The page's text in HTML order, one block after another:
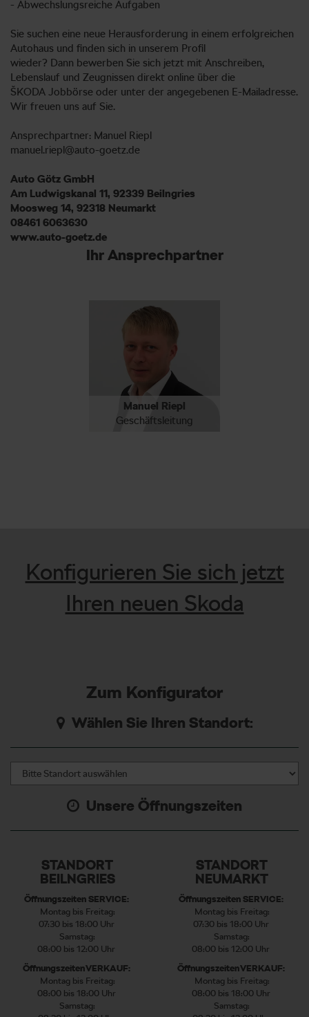
- Abwechslungsreiche Aufgaben
Sie suchen eine neue Herausforderung in einem erfolgreichen
Autohaus und finden sich in unserem Profil
wieder? Dann bewerben Sie sich jetzt mit Anschreiben,
Lebenslauf und Zeugnissen direkt online über die
ŠKODA Jobbörse oder unter der angegebenen E-Mailadresse.
Wir freuen uns auf Sie.
Ansprechpartner: Manuel Riepl
manuel.riepl@auto-goetz.de
Auto Götz GmbH
Am Ludwigskanal 11, 92339 Beilngries
Moosweg 14, 92318 Neumarkt
08461 6063630
www.auto-goetz.de
Ihr Ansprechpartner
Manuel Riepl
Geschäftsleitung
Konfigurieren Sie sich jetzt
Ihren neuen Skoda
Zum Konfigurator
Wählen Sie Ihren Standort:
Unsere Öffnungszeiten
STANDORT
BEILNGRIES
Öffnungszeiten SERVICE:
Montag bis Freitag:
07:30 bis 18:00 Uhr
Samstag:
08:00 bis 12:00 Uhr
Öffnungszeiten VERKAUF:
Montag bis Freitag:
08:00 bis 18:00 Uhr
Samstag:
STANDORT
NEUMARKT
Öffnungszeiten SERVICE:
Montag bis Freitag:
07:30 bis 18:00 Uhr
Samstag:
08:00 bis 12:00 Uhr
Öffnungszeiten VERKAUF:
Montag bis Freitag:
08:00 bis 18:00 Uhr
Samstag: